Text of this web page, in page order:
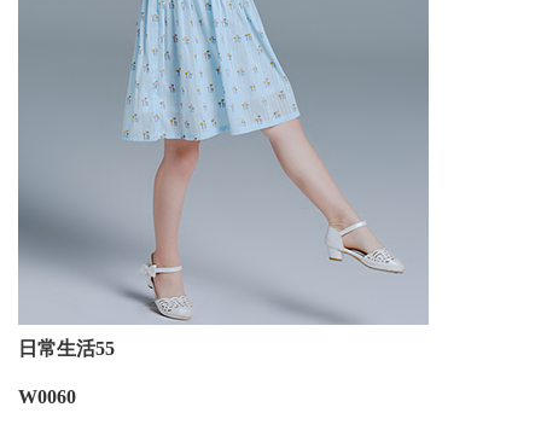
日常生活55
W0060